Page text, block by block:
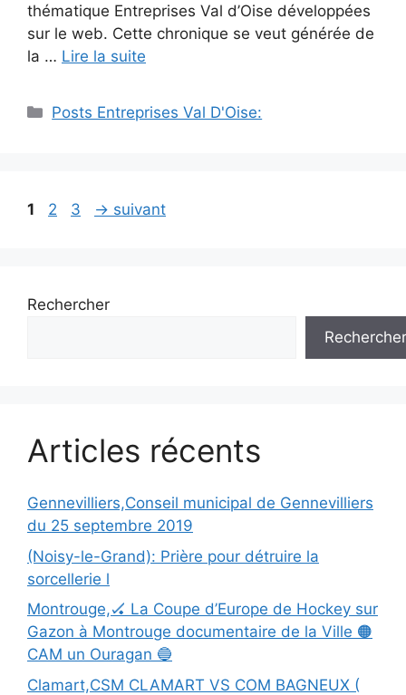
thématique Entreprises Val d’Oise développées
sur le web. Cette chronique se veut générée de
la … Lire la suite
Catégories
Posts Entreprises Val D'Oise:
Navigation
Page
1 Page
2 Page
3 → suivant
Rechercher
Rechercher
Articles récents
Gennevilliers,Conseil municipal de Gennevilliers
du 25 septembre 2019
(Noisy-le-Grand): Prière pour détruire la
sorcellerie l
Montrouge,🏑 La Coupe d’Europe de Hockey sur
Gazon à Montrouge documentaire de la Ville 🟠
CAM un Ouragan 🔵
Clamart,CSM CLAMART VS COM BAGNEUX (